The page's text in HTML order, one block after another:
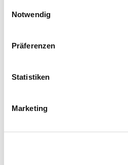
Cookies, wenn Sie unsere
Notwendig
Präferenzen
Statistiken
Marketing
42657 Solingen
OG - Wermelskirchen
42929 Wermelskirchen